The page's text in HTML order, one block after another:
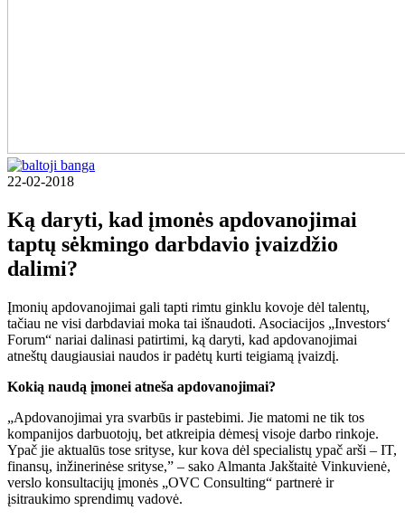
22-02-2018
Ką daryti, kad įmonės apdovanojimai
taptų sėkmingo darbdavio įvaizdžio
dalimi?
Įmonių apdovanojimai gali tapti rimtu ginklu kovoje dėl talentų,
tačiau ne visi darbdaviai moka tai išnaudoti. Asociacijos „Investors‘
Forum“ nariai dalinasi patirtimi, ką daryti, kad apdovanojimai
atneštų daugiausiai naudos ir padėtų kurti teigiamą įvaizdį.
Kokią naudą įmonei atneša apdovanojimai?
„Apdovanojimai yra svarbūs ir pastebimi. Jie matomi ne tik tos
kompanijos darbuotojų, bet atkreipia dėmesį visoje darbo rinkoje.
Ypač jie aktualūs tose srityse, kur kova dėl specialistų ypač arši – IT,
finansų, inžinerinėse srityse,” – sako Almanta Jakštaitė Vinkuvienė,
verslo konsultacijų įmonės „OVC Consulting“ partnerė ir
įsitraukimo sprendimų vadovė.